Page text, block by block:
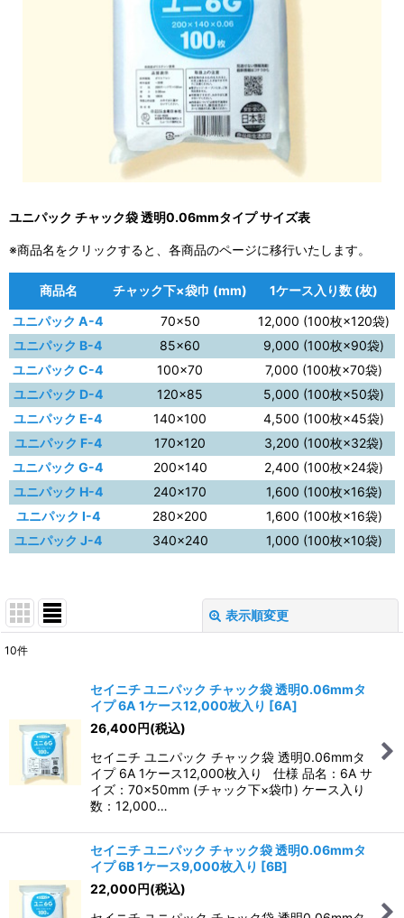
ユニパック チャック袋 透明0.06mmタイプ サイズ表
※商品名をクリックすると、各商品のページに移行いたします。
商品名 チャック下×袋巾 (mm)
1ケース入り数 (枚)
ユニパック A-4
70×50
12,000 (100枚×120袋)
ユニパック B-4
85×60
9,000 (100枚×90袋)
ユニパック C-4
100×70
7,000 (100枚×70袋)
ユニパック D-4
120×85
5,000 (100枚×50袋)
ユニパック E-4
140×100
4,500 (100枚×45袋)
ユニパック F-4
170×120
3,200 (100枚×32袋)
ユニパック G-4
200×140
2,400 (100枚×24袋)
ユニパック H-4
240×170
1,600 (100枚×16袋)
ユニパック I-4
280×200
1,600 (100枚×16袋)
ユニパック J-4
340×240 1,000 (100枚×10袋)
表示順変更
並び順:
絞り込む
10件
セイニチ ユニパック チャック袋 透明0.06mmタ
イプ 6A 1ケース12,000枚入り [6A]
26,400円(税込)
セイニチ ユニパック チャック袋 透明0.06mmタ
イプ 6A 1ケース12,000枚入り 仕様 品名：6A サ
イズ：70×50mm (チャック下×袋巾) ケース入り
数：12,000…
セイニチ ユニパック チャック袋 透明0.06mmタ
イプ 6B 1ケース9,000枚入り [6B]
22,000円(税込)